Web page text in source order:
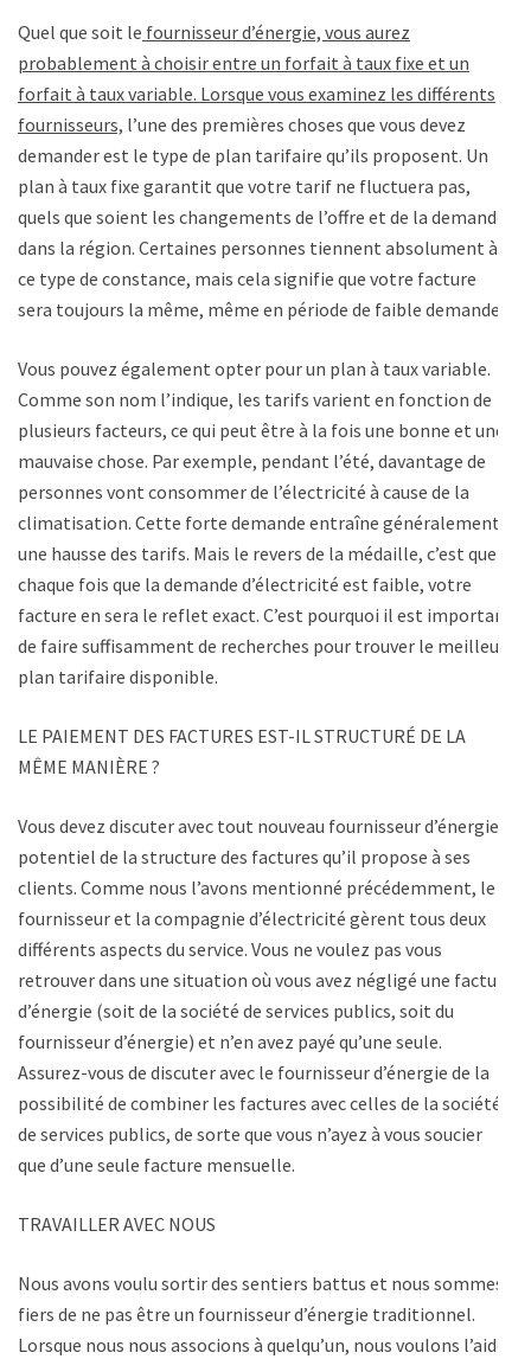
Quel que soit le fournisseur d’énergie, vous aurez
probablement à choisir entre un forfait à taux fixe et un
forfait à taux variable. Lorsque vous examinez les différents
fournisseurs, l’une des premières choses que vous devez
demander est le type de plan tarifaire qu’ils proposent. Un
plan à taux fixe garantit que votre tarif ne fluctuera pas,
quels que soient les changements de l’offre et de la demande
dans la région. Certaines personnes tiennent absolument à
ce type de constance, mais cela signifie que votre facture
sera toujours la même, même en période de faible demande.
Vous pouvez également opter pour un plan à taux variable.
Comme son nom l’indique, les tarifs varient en fonction de
plusieurs facteurs, ce qui peut être à la fois une bonne et une
mauvaise chose. Par exemple, pendant l’été, davantage de
personnes vont consommer de l’électricité à cause de la
climatisation. Cette forte demande entraîne généralement
une hausse des tarifs. Mais le revers de la médaille, c’est que
chaque fois que la demande d’électricité est faible, votre
facture en sera le reflet exact. C’est pourquoi il est important
de faire suffisamment de recherches pour trouver le meilleur
plan tarifaire disponible.
LE PAIEMENT DES FACTURES EST-IL STRUCTURÉ DE LA
MÊME MANIÈRE ?
Vous devez discuter avec tout nouveau fournisseur d’énergie
potentiel de la structure des factures qu’il propose à ses
clients. Comme nous l’avons mentionné précédemment, le
fournisseur et la compagnie d’électricité gèrent tous deux
différents aspects du service. Vous ne voulez pas vous
retrouver dans une situation où vous avez négligé une facture
d’énergie (soit de la société de services publics, soit du
fournisseur d’énergie) et n’en avez payé qu’une seule.
Assurez-vous de discuter avec le fournisseur d’énergie de la
possibilité de combiner les factures avec celles de la société
de services publics, de sorte que vous n’ayez à vous soucier
que d’une seule facture mensuelle.
TRAVAILLER AVEC NOUS
Nous avons voulu sortir des sentiers battus et nous sommes
fiers de ne pas être un fournisseur d’énergie traditionnel.
Lorsque nous nous associons à quelqu’un, nous voulons l’aider